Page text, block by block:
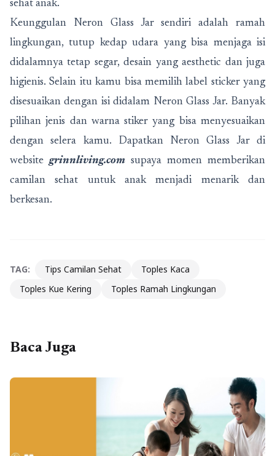
sehat anak.
Keunggulan Neron Glass Jar sendiri adalah ramah
lingkungan, tutup kedap udara yang bisa menjaga isi
didalamnya tetap segar, desain yang aesthetic dan juga
higienis. Selain itu kamu bisa memilih label sticker yang
disesuaikan dengan isi didalam Neron Glass Jar. Banyak
pilihan jenis dan warna stiker yang bisa menyesuaikan
dengan selera kamu. Dapatkan Neron Glass Jar di
websitegrinnliving.com supaya momen memberikan
camilan sehat untuk anak menjadi menarik dan
berkesan.
TAG: Tips Camilan Sehat
Toples Kaca
Toples Kue Kering
Toples Ramah Lingkungan
Baca Juga